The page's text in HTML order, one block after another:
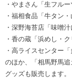
・やまさん「生フルー
・福相食品「牛タン・
・深野海苔店「味噌汁
・香の蔵「浜めし・
・高ライスセンター「
のほか、「相馬野馬
グッズも販売します。